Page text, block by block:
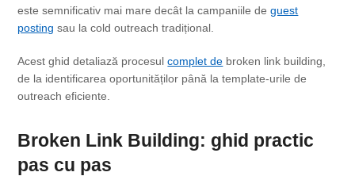
este semnificativ mai mare decât la campaniile deguest
posting sau la cold outreach tradițional.
Acest ghid detaliază procesulcomplet de broken link building,
de la identificarea oportunităților până la template-urile de
outreach eficiente.
Broken Link Building: ghid practic
pas cu pas